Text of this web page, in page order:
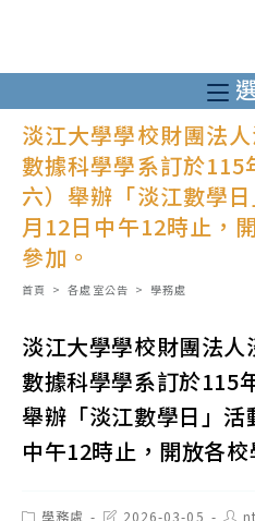
至
主
內
淡江大學學校財團法
數據科學學系訂於115
六）舉辦「淡江數學
月12日中午12時止，
參加。
首頁 > 各處室公告 > 學務處
淡江大學學校財團法
數據科學學系訂於115
舉辦「淡江數學日」
中午12時止，開放各
Post學務處
Post2026-03-05
Post